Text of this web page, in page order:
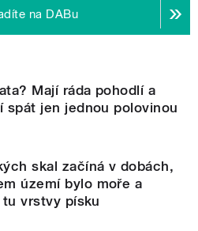
na DABu
Mají ráda pohodlí a
spát jen jednou polovinou
skal začíná v dobách,
území bylo moře a
tu vrstvy písku